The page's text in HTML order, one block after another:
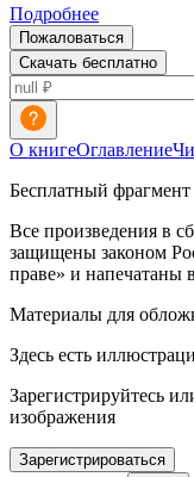
Подробнее
Пожаловаться
Скачать бесплатно
О книгеОглавление
Бесплатный фрагмент
Все произведения в
защищены законом
праве» и напечатаны
Материалы для
Здесь есть
Зарегистрируйтесь
изображения
Зарегистрироваться